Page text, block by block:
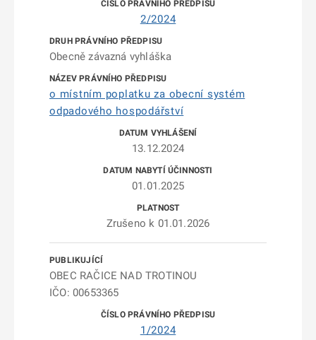
2/2024
Obecně závazná vyhláška
o místním poplatku za obecní systém
odpadového hospodářství
13.12.2024
01.01.2025
Zrušeno k 01.01.2026
OBEC RAČICE NAD TROTINOU
IČO: 00653365
1/2024